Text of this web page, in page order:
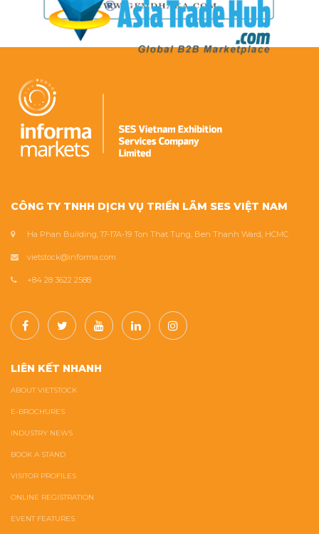
CÔNG TY TNHH DỊCH VỤ TRIỂN LÃM SES VIỆT NAM
Ha Phan Building, 17-17A-19 Ton That Tung, Ben Thanh Ward, HCMC
vietstock@informa.com
+84 28 3622 2588
LIÊN KẾT NHANH
ABOUT VIETSTOCK
E-BROCHURES
INDUSTRY NEWS
BOOK A STAND
VISITOR PROFILES
ONLINE REGISTRATION
EVENT FEATURES